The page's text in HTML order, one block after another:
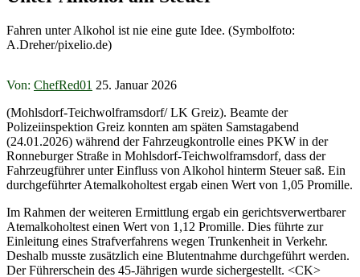
Fahren unter Alkohol ist nie eine gute Idee. (Symbolfoto:
A.Dreher/pixelio.de)
Von: ChefRed01 25. Januar 2026
(Mohlsdorf-Teichwolframsdorf/ LK Greiz). Beamte der
Polizeiinspektion Greiz konnten am späten Samstagabend
(24.01.2026) während der Fahrzeugkontrolle eines PKW in der
Ronneburger Straße in Mohlsdorf-Teichwolframsdorf, dass der
Fahrzeugführer unter Einfluss von Alkohol hinterm Steuer saß. Ein
durchgeführter Atemalkoholtest ergab einen Wert von 1,05 Promille.
Im Rahmen der weiteren Ermittlung ergab ein gerichtsverwertbarer
Atemalkoholtest einen Wert von 1,12 Promille. Dies führte zur
Einleitung eines Strafverfahrens wegen Trunkenheit in Verkehr.
Deshalb musste zusätzlich eine Blutentnahme durchgeführt werden.
Der Führerschein des 45-Jährigen wurde sichergestellt. <CK>